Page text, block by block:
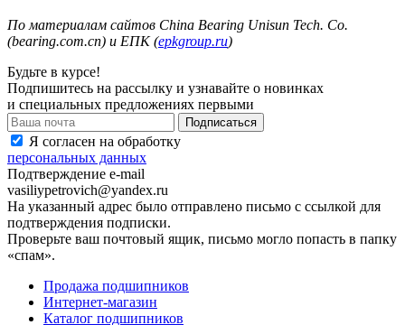
По материалам сайтов China Bearing Unisun Tech. Co.
(bearing.com.cn) и ЕПК (epkgroup.ru)
Будьте в курсе!
Подпишитесь на рассылку и узнавайте о новинках
и специальных предложениях первыми
Я согласен на обработку
персональных данных
Подтверждение e-mail
vasiliypetrovich@yandex.ru
На указанный адрес было отправлено письмо с ссылкой для
подтверждения подписки.
Проверьте ваш почтовый ящик, письмо могло попасть в папку
«спам».
Продажа подшипников
Интернет-магазин
Каталог подшипников